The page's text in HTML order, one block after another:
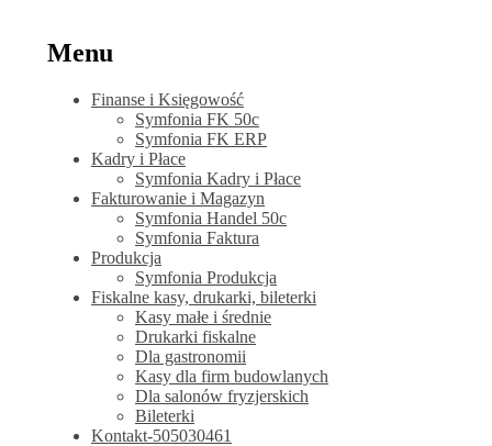
Menu
Finanse i Księgowość
Symfonia FK 50c
Symfonia FK ERP
Kadry i Płace
Symfonia Kadry i Płace
Fakturowanie i Magazyn
Symfonia Handel 50c
Symfonia Faktura
Produkcja
Symfonia Produkcja
Fiskalne kasy, drukarki, bileterki
Kasy małe i średnie
Drukarki fiskalne
Dla gastronomii
Kasy dla firm budowlanych
Dla salonów fryzjerskich
Bileterki
Kontakt-505030461